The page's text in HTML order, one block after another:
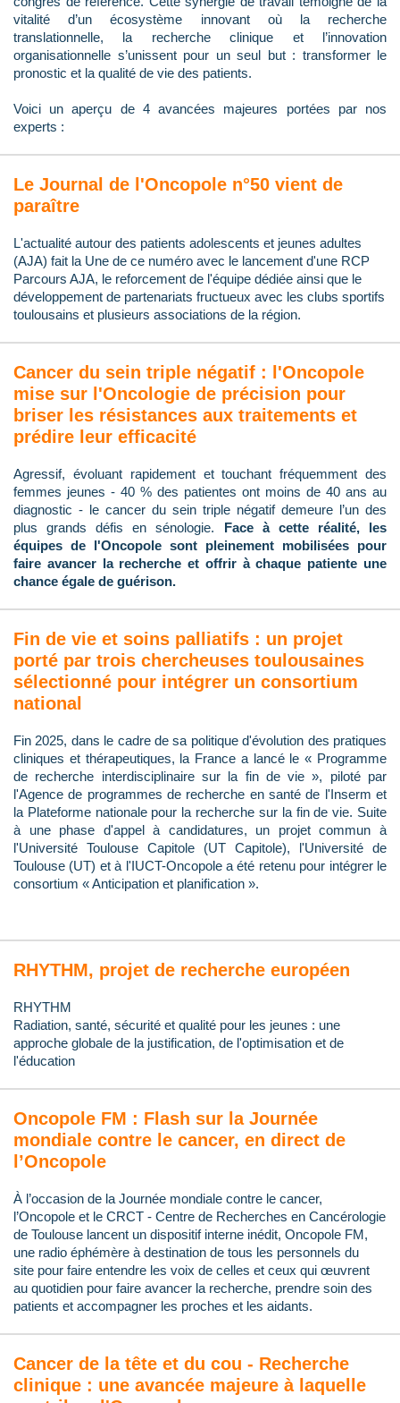
vitalité d’un écosystème innovant où la recherche
translationnelle, la recherche clinique et l’innovation
organisationnelle s’unissent pour un seul but : transformer le
pronostic et la qualité de vie des patients.
Voici un aperçu de 4 avancées majeures portées par nos
experts :
Le Journal de l'Oncopole n°50 vient de
paraître
L'actualité autour des patients adolescents et jeunes adultes
(AJA) fait la Une de ce numéro avec le lancement d'une RCP
Parcours AJA, le reforcement de l'équipe dédiée ainsi que le
développement de partenariats fructueux avec les clubs sportifs
toulousains et plusieurs associations de la région.
Cancer du sein triple négatif : l'Oncopole
mise sur l'Oncologie de précision pour
briser les résistances aux traitements et
prédire leur efficacité
Agressif, évoluant rapidement et touchant fréquemment des
femmes jeunes - 40 % des patientes ont moins de 40 ans au
diagnostic - le cancer du sein triple négatif demeure l’un des
plus grands défis en sénologie. Face à cette réalité, les
équipes de l'Oncopole sont pleinement mobilisées pour
faire avancer la recherche et offrir à chaque patiente une
chance égale de guérison.
Fin de vie et soins palliatifs : un projet
porté par trois chercheuses toulousaines
sélectionné pour intégrer un consortium
national
Fin 2025, dans le cadre de sa politique d'évolution des pratiques
cliniques et thérapeutiques, la France a lancé le « Programme
de recherche interdisciplinaire sur la fin de vie », piloté par
l'Agence de programmes de recherche en santé de l'Inserm et
la Plateforme nationale pour la recherche sur la fin de vie. Suite
à une phase d'appel à candidatures, un projet commun à
l'Université Toulouse Capitole (UT Capitole), l'Université de
Toulouse (UT) et à l'IUCT-Oncopole a été retenu pour intégrer le
consortium « Anticipation et planification ».
RHYTHM, projet de recherche européen
RHYTHM
Radiation, santé, sécurité et qualité pour les jeunes : une
approche globale de la justification, de l'optimisation et de
l'éducation
Oncopole FM : Flash sur la Journée
mondiale contre le cancer, en direct de
l’Oncopole
À l’occasion de la Journée mondiale contre le cancer,
l’Oncopole et le CRCT - Centre de Recherches en Cancérologie
de Toulouse lancent un dispositif interne inédit, Oncopole FM,
une radio éphémère à destination de tous les personnels du
site pour faire entendre les voix de celles et ceux qui œuvrent
au quotidien pour faire avancer la recherche, prendre soin des
patients et accompagner les proches et les aidants.
Cancer de la tête et du cou - Recherche
clinique : une avancée majeure à laquelle